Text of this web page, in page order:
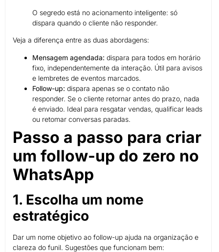
O segredo está no acionamento inteligente: só
dispara quando o cliente não responder.
Veja a diferença entre as duas abordagens:
Mensagem agendada: dispara para todos em horário
fixo, independentemente da interação. Útil para avisos
e lembretes de eventos marcados.
Follow-up: dispara apenas se o contato não
responder. Se o cliente retornar antes do prazo, nada
é enviado. Ideal para resgatar vendas, qualificar leads
ou retomar conversas paradas.
Passo a passo para criar
um follow-up do zero no
WhatsApp
1. Escolha um nome
estratégico
Dar um nome objetivo ao follow-up ajuda na organização e
clareza do funil. Sugestões que funcionam bem: